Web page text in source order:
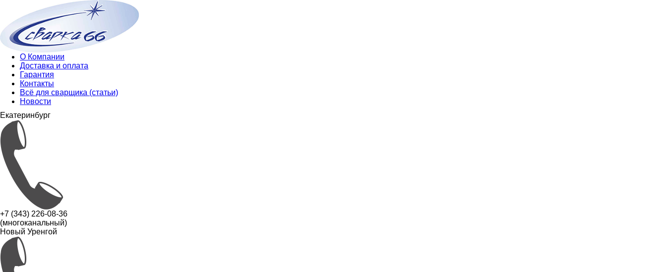
О Компании
Доставка и оплата
Гарантия
Контакты
Всё для сварщика (статьи)
Новости
Екатеринбург
+7 (343) 226-08-36
(многоканальный)
Новый Уренгой